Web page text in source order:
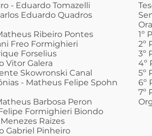
- Eduardo Tomazelli
Eduardo Quadros
Ribeiro Pontes
Freo Formighieri
Forselius
Vitor Galera
Skowronski Canal
- Matheus Felipe Spohn
Barbosa Peron
Formighieri Biondo
Raizes
Gabriel Pinheiro
1º
2º
3º
4º
5º
6º
7º